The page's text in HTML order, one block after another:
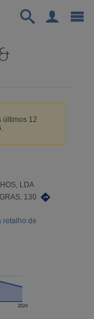
últimos 12
.
LDA
130
retalho de
2024